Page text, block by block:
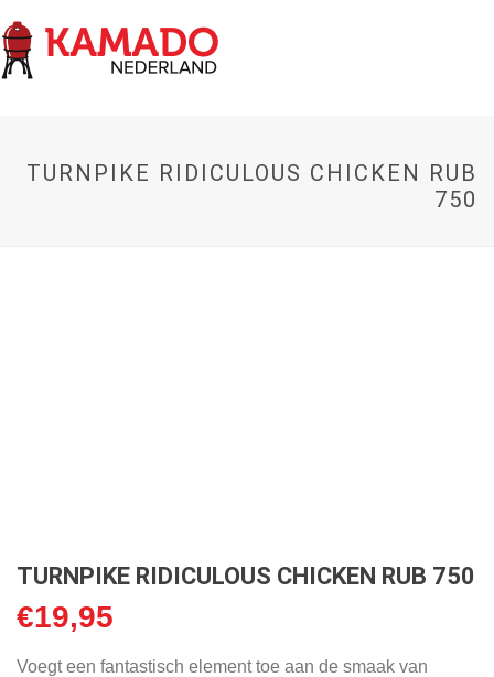
TURNPIKE RIDICULOUS CHICKEN RUB
750
TURNPIKE RIDICULOUS CHICKEN RUB 750
€19,95
Voegt een fantastisch element toe aan de smaak van